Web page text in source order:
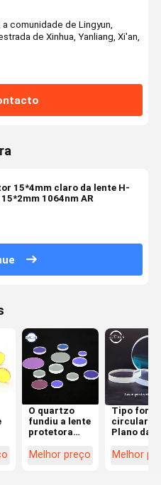
comunidade de Lingyun,
de Xinhua, Yanliang, Xi'an,
15*4mm claro da lente H-
1064nm AR
O quartzo
fundiu a lente
protetora
laser da fibra
Melhor preço
Tipo
circular de
Plano da
128x2mm
Melhor